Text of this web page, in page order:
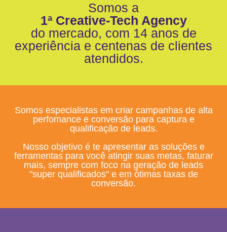
Somos a
1ª Creative-Tech Agency
do mercado, com 14 anos de
experiência e centenas de clientes
atendidos.
Somos especialistas em criar campanhas de alta
perfomance e conversão para captura e
qualificação de leads.
Nosso objetivo é te apresentar as soluções e
ferramentas para você atingir suas metas, faturar
mais, sempre com foco na geração de leads
"super qualificados" e em ótimas taxas de
conversão.